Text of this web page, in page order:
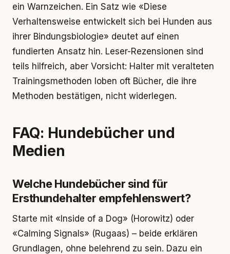
ein Warnzeichen. Ein Satz wie «Diese
Verhaltensweise entwickelt sich bei Hunden aus
ihrer Bindungsbiologie» deutet auf einen
fundierten Ansatz hin. Leser-Rezensionen sind
teils hilfreich, aber Vorsicht: Halter mit veralteten
Trainingsmethoden loben oft Bücher, die ihre
Methoden bestätigen, nicht widerlegen.
FAQ: Hundebücher und
Medien
Welche Hundebücher sind für
Ersthundehalter empfehlenswert?
Starte mit «Inside of a Dog» (Horowitz) oder
«Calming Signals» (Rugaas) – beide erklären
Grundlagen, ohne belehrend zu sein. Dazu ein